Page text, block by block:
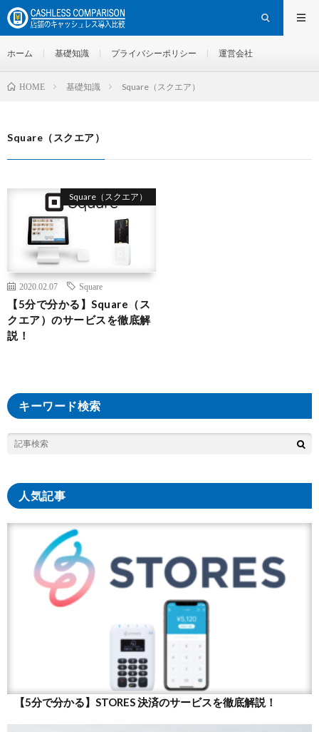
ホーム 基礎知識 プライバシーポリシー 運営会社
HOME 基礎知識 Square（スクエア）
Square（スクエア）
Square（スクエア）
2020.02.07 Square
【5分で分かる】Square（ス
クエア）のサービスを徹底解
説！
キーワード検索
人気記事
【5分で分かる】STORES 決済のサービスを徹底解説！